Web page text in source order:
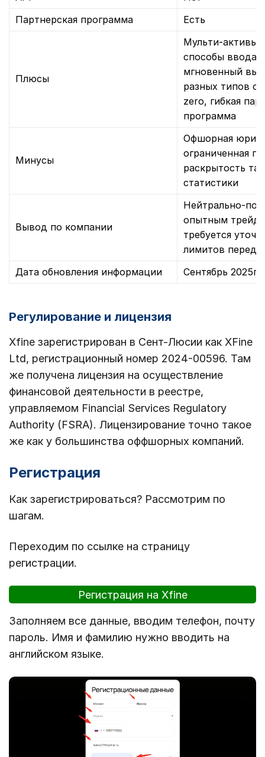
Партнерская программа
Есть
Плюсы
Мульти‑активы;
способы ввода/
мгновенный
разных типов
zero, гибкая
программа
Минусы
Офшорная
ограниченная
раскрытость
статистики
Вывод по компании
опытным
требуется
лимитов перед
Дата обновления информации
Сентябрь 2025г.
Регулирование и лицензия
Xfine зарегистрирован в Сент-Люсии как XFine
Ltd, регистрационный номер 2024-00596. Там
же получена лицензия на осуществление
финансовой деятельности в реестре,
управляемом Financial Services Regulatory
Authority (FSRA). Лицензирование точно такое
же как у большинства оффшорных компаний.
Регистрация
Как зарегистрироваться? Рассмотрим по
шагам.
Переходим по ссылке на страницу
регистрации.
Регистрация на Xfine
Заполняем все данные, вводим телефон, почту
пароль. Имя и фамилию нужно вводить на
английском языке.